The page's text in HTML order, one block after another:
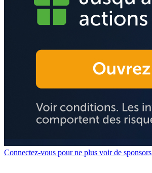
Connectez-vous pour ne plus voir de sponsors